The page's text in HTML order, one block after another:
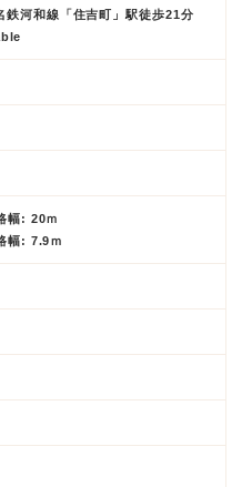
鉄河和線「住吉町」駅徒歩21分
幅: 20ｍ
幅: 7.9ｍ